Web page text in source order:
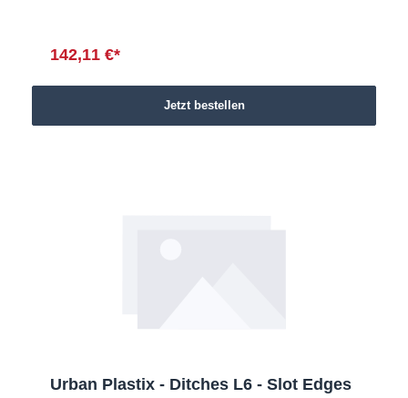
142,11 €*
Jetzt bestellen
Urban Plastix - Ditches L6 - Slot Edges